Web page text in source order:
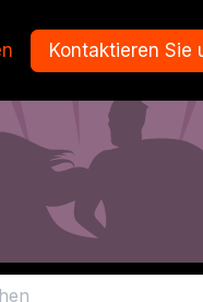
Kontaktieren Sie